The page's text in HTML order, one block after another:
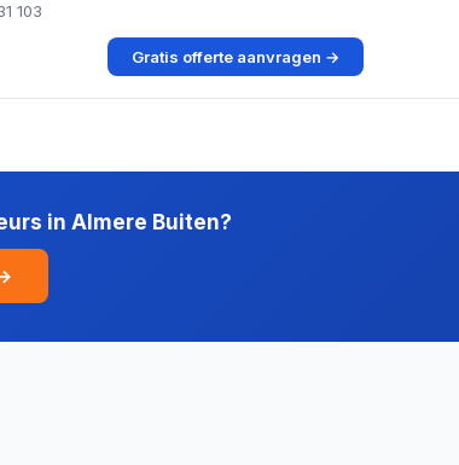
103
Gratis offerte aanvragen →
in Almere Buiten?